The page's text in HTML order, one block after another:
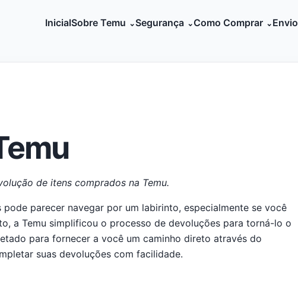
InicialSobre Temu Segurança Como Comprar Envio
de itens comprados na Temu.
parecer navegar por um labirinto, especialmente se você
a Temu simplificou o processo de devoluções para torná-lo o
para fornecer a você um caminho direto através do
suas devoluções com facilidade.